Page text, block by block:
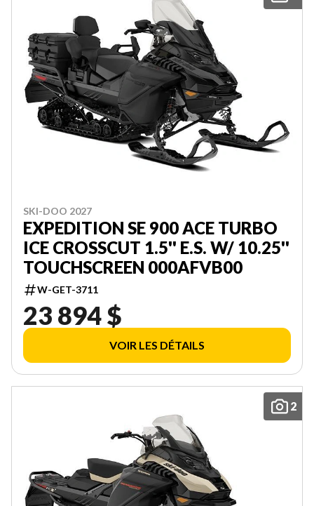
SKI-DOO 2027
EXPEDITION SE 900 ACE TURBO
ICE CROSSCUT 1.5'' E.S. W/ 10.25''
TOUCHSCREEN 000AFVB00
W-GET-3711
23 894 $
VOIR LES DÉTAILS
2